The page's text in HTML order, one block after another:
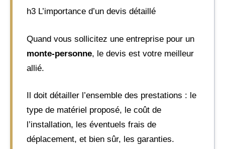
h3 L’importance d’un devis détaillé
Quand vous sollicitez une entreprise pour un
monte-personne, le devis est votre meilleur
allié.
Il doit détailler l’ensemble des prestations : le
type de matériel proposé, le coût de
l’installation, les éventuels frais de
déplacement, et bien sûr, les garanties.